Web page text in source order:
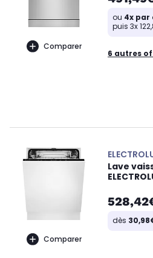
Comparer
ou 4x par
puis 3x
6 autres
Comparer
Lave
dès